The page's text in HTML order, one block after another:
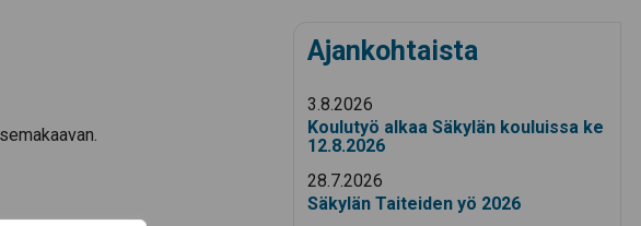
Ajankohtaista
3.8.2026
Koulutyö alkaa Säkylän kouluissa ke
12.8.2026
28.7.2026
Säkylän Taiteiden yö 2026